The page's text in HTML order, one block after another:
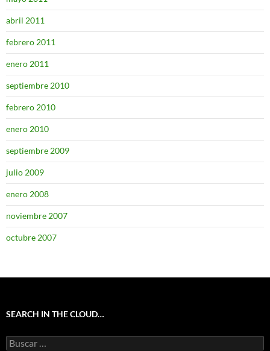
abril 2011
febrero 2011
enero 2011
septiembre 2010
febrero 2010
enero 2010
septiembre 2009
julio 2009
enero 2008
noviembre 2007
octubre 2007
SEARCH IN THE CLOUD…
Buscar: